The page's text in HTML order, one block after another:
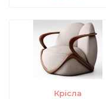
характеристики
Вся продукція
надійністю - такі
протягом багатьох
Затишна
Gaysanlift.com
Крісла